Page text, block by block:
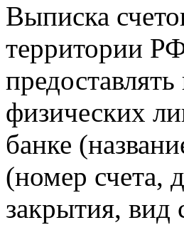
Выписка
территории
физических
банке
(номер счета,
закрытия, вид